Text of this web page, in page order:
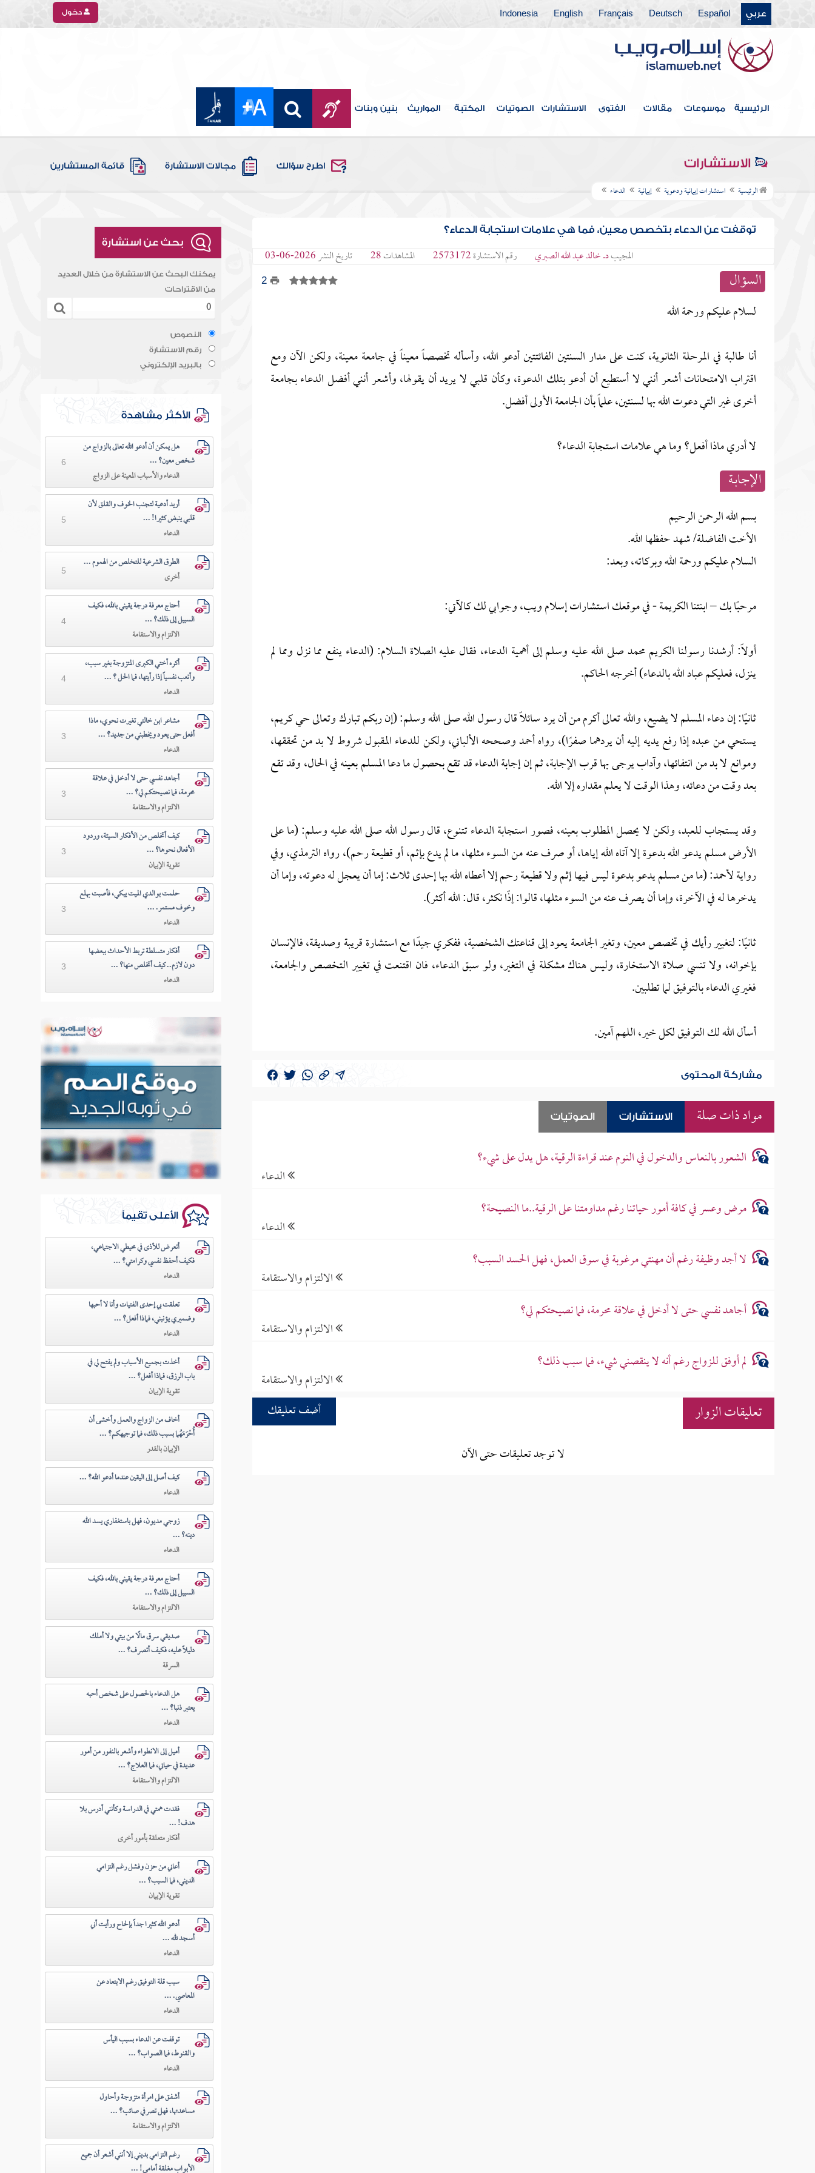
عربي Español
Deutsch
Français
English
Indonesia دخول
الرئيسية موسوعات مقالات الفتوى الاستشارات الصوتيات المكتبة المواريث بنين وبنات
الاستشارات اطرح سؤالك مجالات الاستشارة قائمة المستشارين
الرئيسية استشارات إيمانية ودعوية إيمانية الدعاء
توقفت عن الدعاء بتخصص معين، فما هي علامات استجابة الدعاء؟
المجيبد. خالد عبد الله الصبري رقم الاستشارة2573172 المشاهدات28 تاريخ النشر2026-06-03
السؤال 2
لسلام عليكم ورحمة الله
أنا طالبة في المرحلة الثانوية، كنت على مدار السنتين الفائتتين أدعو الله، وأسأله تخصصاً معيناً في جامعة معينة، ولكن الآن ومع
اقتراب الامتحانات أشعر أنني لا أستطيع أن أدعو بتلك الدعوة، وكأن قلبي لا يريد أن يقولها، وأشعر أنني أفضل الدعاء بجامعة
أخرى غير التي دعوت الله بها لسنتين، علماً بأن الجامعة الأولى أفضل.
لا أدري ماذا أفعل؟ وما هي علامات استجابة الدعاء؟
الإجابــة
بسم الله الرحمن الرحيم
الأخت الفاضلة/ شهد حفظها الله.
السلام عليكم ورحمة الله وبركاته، وبعد:
مرحبًا بك – ابنتنا الكريمة - في موقعك استشارات إسلام ويب، وجوابي لك كالآتي:
أولاً: أرشدنا رسولنا الكريم محمد صلى الله عليه وسلم إلى أهمية الدعاء، فقال عليه الصلاة السلام: (الدعاء ينفع مما نزل ومما لم
ينزل، فعليكم عباد الله بالدعاء) أخرجه الحاكم.
ثانيًا: إن دعاء المسلم لا يضيع، والله تعالى أكرم من أن يرد سائلاً قال رسول الله صلى الله وسلم: (إن ربكم تبارك وتعالى حي كريم،
يستحي من عبده إذا رفع يديه إليه أن يردهما صفرًا)، رواه أحمد وصححه الألباني، ولكن للدعاء المقبول شروط لا بد من تحققها،
وموانع لا بد من انتفائها، وآداب يرجى بها قرب الإجابة، ثم إن إجابة الدعاء قد تقع بحصول ما دعا المسلم بعينه في الحال، وقد تقع
بعد وقت من دعائه، وهذا الوقت لا يعلم مقداره إلا الله.
وقد يستجاب للعبد، ولكن لا يحصل المطلوب بعينه، فصور استجابة الدعاء تتنوع، قال رسول الله صلى الله عليه وسلم: (ما على
الأرض مسلم يدعو الله بدعوة إلا آتاه الله إياها، أو صرف عنه من السوء مثلها، ما لم يدع بإثم، أو قطيعة رحم)، رواه الترمذي، وفي
رواية لأحمد: (ما من مسلم يدعو بدعوة ليس فيها إثم ولا قطيعة رحم إلا أعطاه الله بها إحدى ثلاث: إما أن يعجل له دعوته، وإما أن
يدخرها له في الآخرة، وإما أن يصرف عنه من السوء مثلها، قالوا: إذًا نكثر، قال: الله أكثر).
ثانيًا: لتغيير رأيك في تخصص معين، وتغير الجامعة يعود إلى قناعتك الشخصية، ففكري جيدًا مع استشارة قريبة وصديقة، فالإنسان
بإخوانه، ولا تنسي صلاة الاستخارة، وليس هناك مشكلة في التغير، ولو سبق الدعاء، فان اقتنعت في تغيير التخصص والجامعة،
فغيري الدعاء بالتوفيق لما تطلبين.
أسأل الله لك التوفيق لكل خير، اللهم آمين.
مشاركة المحتوى
مواد ذات صلة الاستشارات الصوتيات
الشعور بالنعاس والدخول في النوم عند قراءة الرقية، هل يدل على شيء؟
الدعاء
مرض وعسر في كافة أمور حياتنا رغم مداومتنا على الرقية..ما النصيحة؟
الدعاء
لا أجد وظيفة رغم أن مهنتي مرغوبة في سوق العمل، فهل الحسد السبب؟
الالتزام والاستقامة
أجاهد نفسي حتى لا أدخل في علاقة محرمة، فما نصيحتكم لي؟
الالتزام والاستقامة
لم أوفق للزواج رغم أنه لا ينقصني شيء، فما سبب ذلك؟
الالتزام والاستقامة
تعليقات الزوار
أضف تعليقك
لا توجد تعليقات حتى الآن
بحث عن استشارة
يمكنك البحث عن الاستشارة من خلال العديد
من الاقتراحات
النصوص
رقم الاستشارة
بالبريد الإلكتروني
الأكثر مشاهدة
هل يمكن أن أدعو الله تعالى بالزواج من
شخص معين؟ ...
الدعاء والأسباب المعينة على الزواج
6
أريد أدعية لتجنب الخوف والقلق لأن
قلبي ينبض كثيرا! ...
الدعاء
5
الطرق الشرعية للتخلص من الهموم ...
أخرى
5
أحتاج معرفة درجة يقيني بالله، فكيف
السبيل إلى ذلك؟ ...
الالتزام والاستقامة
4
أكره أختي الكبرى المتزوجة بغير سبب،
وأتعب نفسياً إذا رأيتها، فما الحل ؟ ...
الدعاء
4
مشاعر ابن خالتي تغيرت نحوي، ماذا
أفعل حتى يعود ويخطبني من جديد؟ ...
الدعاء
3
أجاهد نفسي حتى لا أدخل في علاقة
محرمة، فما نصيحتكم لي؟ ...
الالتزام والاستقامة
3
كيف أتخلص من الأفكار السيئة، وردود
الأفعال نحوها؟ ...
تقوية الإيمان
3
حلمت بوالدي الميت يبكي، فأصبت بهلع
وخوف مستمر. ...
الدعاء
3
أفكار متسلطة تربط الأحداث ببعضها
دون لازم.. كيف أتخلص منها؟ ...
الدعاء
3
الأعلى تقيماً
أتعرض للأذى في محيطي الاجتماعي،
فكيف أحفظ نفسي وكرامتي؟ ...
الدعاء
تعلقت بي إحدى الفتيات وأنا لا أحبها
وضميري يؤنبني، فماذا أفعل؟ ...
الدعاء
أخذت بجميع الأسباب ولم يفتح لي في
باب الرزق، فماذا أفعل؟ ...
تقوية الإيمان
أخاف من الزواج والعمل وأخشى أن
أُحْرَمَهُما بسبب ذلك، فما توجيهكم؟ ...
الإيمان بالقدر
كيف أصل إلى اليقين عندما أدعو الله؟ ...
الدعاء
زوجي مديون، فهل باستغفاري يسد الله
دينه؟ ...
الدعاء
أحتاج معرفة درجة يقيني بالله، فكيف
السبيل إلى ذلك؟ ...
الالتزام والاستقامة
صديقي سرق مالًا من بيتي ولا أملك
دليلًا عليه، فكيف أتصرف؟ ...
السرقة
هل الدعاء بالحصول على شخص أحبه
يعتبر ذنبا؟ ...
الدعاء
أميل إلى الانطواء وأشعر بالنفور من أمور
عديدة في حياتي، فما العلاج؟ ...
الالتزام والاستقامة
فقدت همتي في الدراسة وكأنني أدرس بلا
هدف! ...
أفكار متعلقة بأمور أخرى
أعاني من حزن وفشل رغم التزامي
الديني، فما السبب؟ ...
تقوية الإيمان
أدعو الله كثيرا جداً بإلحاح ورأيت أني
أسجد لله ...
الدعاء
سبب قلة التوفيق رغم الابتعاد عن
المعاصي. ...
الدعاء
توقفت عن الدعاء بسبب اليأس
والقنوط، فما الصواب؟ ...
الدعاء
أشفق على امرأة متزوجة وأحاول
مساعدتها، فهل تصرفي صائب؟ ...
الالتزام والاستقامة
رغم التزامي بديني إلا أنني أشعر أن جميع
الأبواب مغلقة أمامي! ...